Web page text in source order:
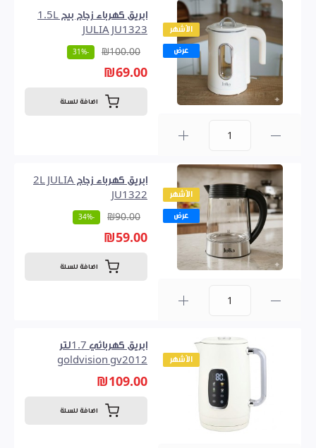
الأشهر
عرض
ابريق كهرباء زجاج بيج 1.5L
JULIA JU1323
₪100.00
-31%
₪69.00
اضافة للسلة
الأشهر
عرض
ابريق كهرباء زجاج 2L JULIA
JU1322
₪90.00
-34%
₪59.00
اضافة للسلة
الأشهر
ابريق كهربائي 1.7لتر
goldvision gv2012
₪109.00
اضافة للسلة